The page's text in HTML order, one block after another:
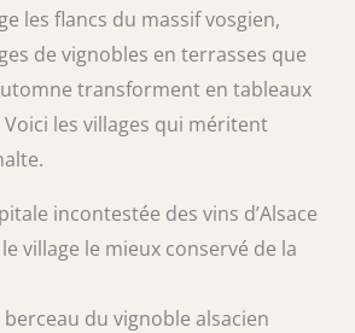
les flancs du massif vosgien,
de vignobles en terrasses que
transforment en tableaux
les villages qui méritent
incontestée des vins d’Alsace
le village le mieux conservé de la
berceau du vignoble alsacien